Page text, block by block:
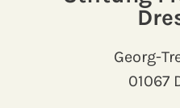
Georg-
01067